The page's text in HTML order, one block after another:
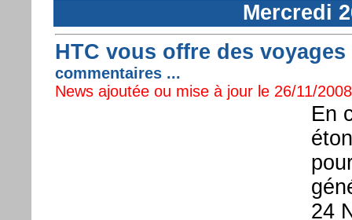
Mercredi
HTC vous offre des
commentaires ...
News ajoutée ou mise à jour le 26/11/
En
24